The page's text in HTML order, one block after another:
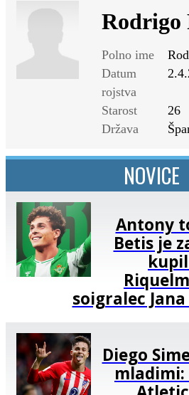
Rodrigo
Polno ime
Datum
rojstva
Starost
26
Država
NOVICE
Antony
Betis je
soigralec
Diego
mladimi: